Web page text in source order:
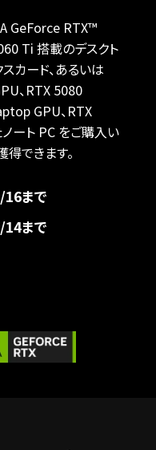
GeForce RTX™
Ti 搭載のデスクト
スカード、あるいは
、RTX 5080
GPU、RTX
ート PC をご購入い
得できます。
まで
まで